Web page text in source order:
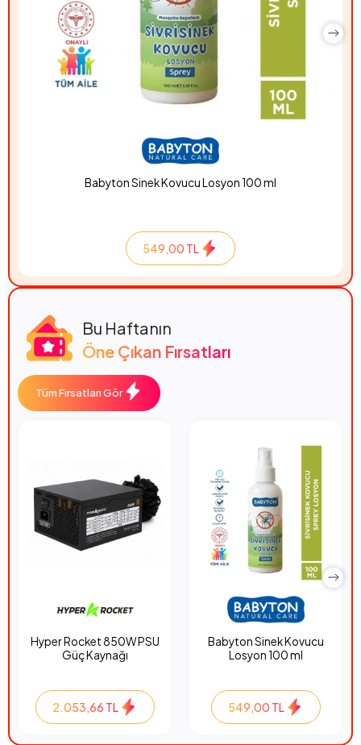
Babyton Sinek Kovucu Losyon 100 ml
549,00 TL
Bu Haftanın
Öne Çıkan Fırsatları
Tüm Fırsatları Gör
Hyper Rocket 850W PSU
Güç Kaynağı
2.053,66 TL
Babyton Sinek Kovucu
Losyon 100 ml
549,00 TL